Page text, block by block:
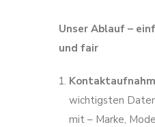
Unser Ablauf –
und fair
wichtigsten
mit – Marke,